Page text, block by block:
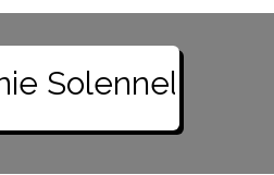
De Rentrée